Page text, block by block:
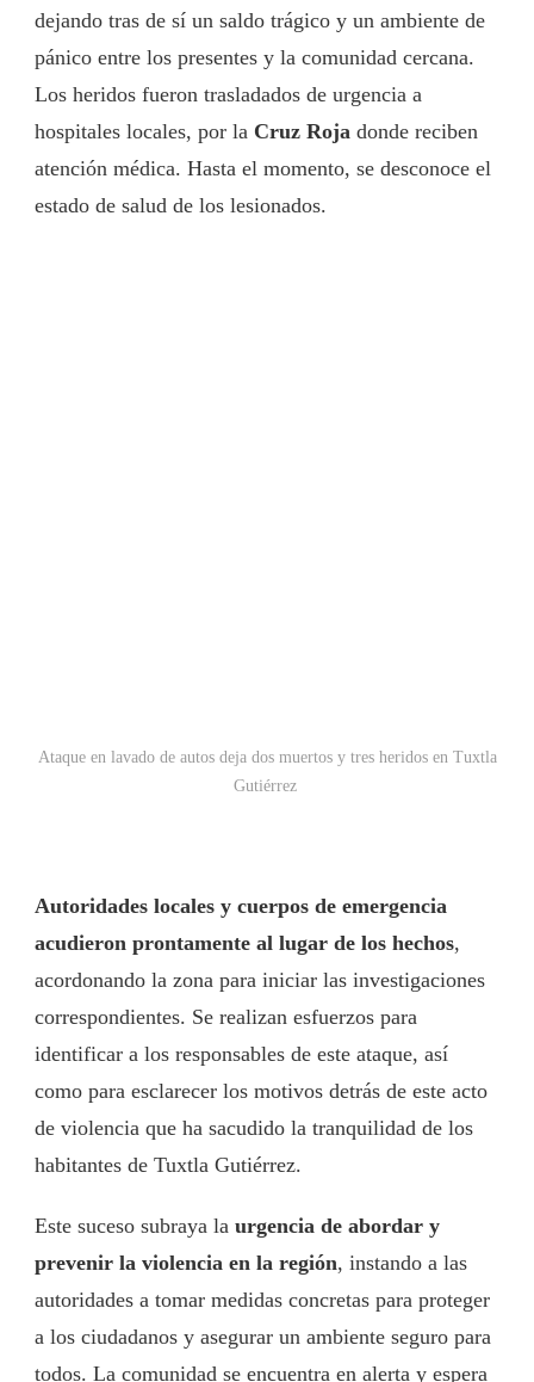
dejando tras de sí un saldo trágico y un ambiente de
pánico entre los presentes y la comunidad cercana.
Los heridos fueron trasladados de urgencia a
hospitales locales, por la Cruz Roja donde reciben
atención médica. Hasta el momento, se desconoce el
estado de salud de los lesionados.
Ataque en lavado de autos deja dos muertos y tres heridos en Tuxtla
Gutiérrez
Autoridades locales y cuerpos de emergencia
acudieron prontamente al lugar de los hechos,
acordonando la zona para iniciar las investigaciones
correspondientes. Se realizan esfuerzos para
identificar a los responsables de este ataque, así
como para esclarecer los motivos detrás de este acto
de violencia que ha sacudido la tranquilidad de los
habitantes de Tuxtla Gutiérrez.
Este suceso subraya la urgencia de abordar y
prevenir la violencia en la región, instando a las
autoridades a tomar medidas concretas para proteger
a los ciudadanos y asegurar un ambiente seguro para
todos. La comunidad se encuentra en alerta y espera